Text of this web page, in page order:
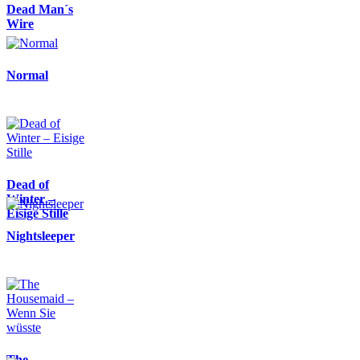
Dead Man´s
Wire
Normal
Dead of
Winter –
Eisige Stille
Nightsleeper